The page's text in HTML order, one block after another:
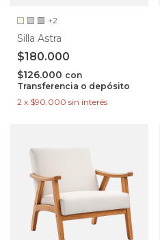
+2
Silla Astra
$180.000
$126.000 con
Transferencia o depósito
2 x $90.000 sin interés